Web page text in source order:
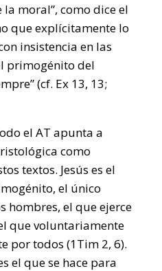
moral”, como dice el
que explícitamente lo
insistencia en las
primogénito del
(cf. Ex 13, 13;
el AT apunta a
como
textos. Jesús es el
el único
hombres, el que ejerce
que voluntariamente
por todos (1Tim 2, 6).
el que se hace para